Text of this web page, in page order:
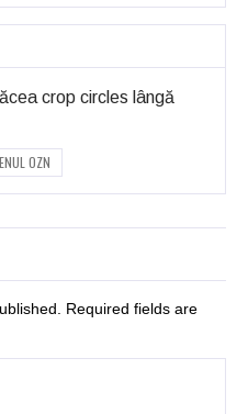
crop circles lângă
OZN
Required fields are